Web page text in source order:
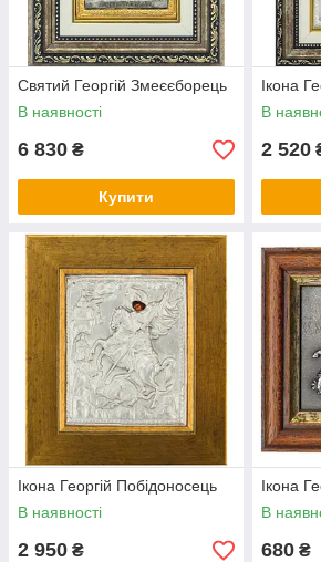
Святий Георгій Змеєєборець
В наявності
6 830 ₴
Купити
Ікона
В
2 520
Ікона Георгій Побідоносець
В наявності
2 950 ₴
Ікона
В
680 ₴